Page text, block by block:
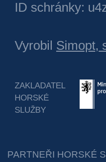
ID schránky:
Vyrobil Simopt,
ZAKLADATEL
HORSKÉ
SLUŽBY
PARTNEŘI HORSKÉ